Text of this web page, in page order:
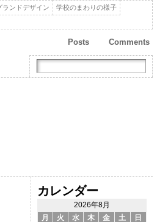
ランドデザイン
学校のまわりの様子
Comments
Posts
カレンダー
2026年8月
月
火 水 木 金 土
日